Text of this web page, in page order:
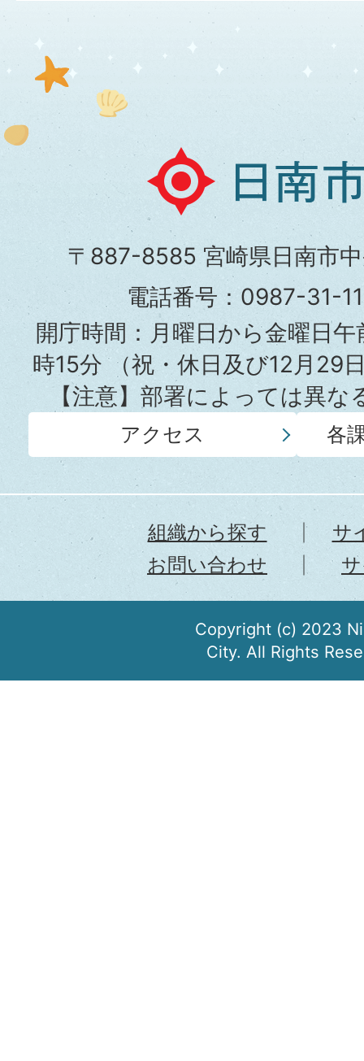
日
南
市
役
所
〒887-8585 宮崎県日南市
電話番号：0987-31-
開庁時間：月曜日から金曜日
時15分（祝・休日及び12月29
【注意】部署によっては異
アクセス 各
組織から探す
サ
お問い合わせ
Copyright (c) 2023
City. All Rights